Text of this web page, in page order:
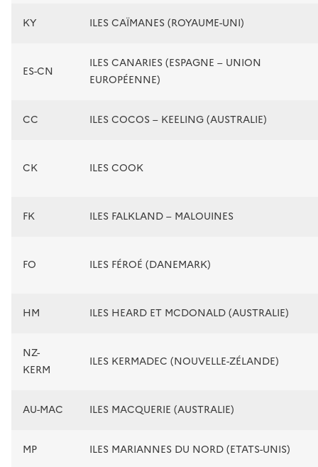
KY ILES CAÏMANES (ROYAUME-UNI)
ES-CN
ILES CANARIES (ESPAGNE – UNION
EUROPÉENNE)
CC ILES COCOS – KEELING (AUSTRALIE)
CK ILES COOK
FK ILES FALKLAND – MALOUINES
FO ILES FÉROÉ (DANEMARK)
HM ILES HEARD ET MCDONALD (AUSTRALIE)
NZ-
KERM
ILES KERMADEC (NOUVELLE-ZÉLANDE)
AU-MAC ILES MACQUERIE (AUSTRALIE)
MP ILES MARIANNES DU NORD (ETATS-UNIS)